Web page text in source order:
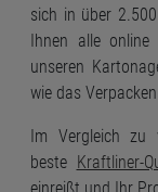
sich in über
Ihnen alle
unseren
wie das
Im Vergleich zu
beste Kraftliner-